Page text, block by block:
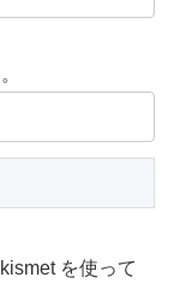
を使って